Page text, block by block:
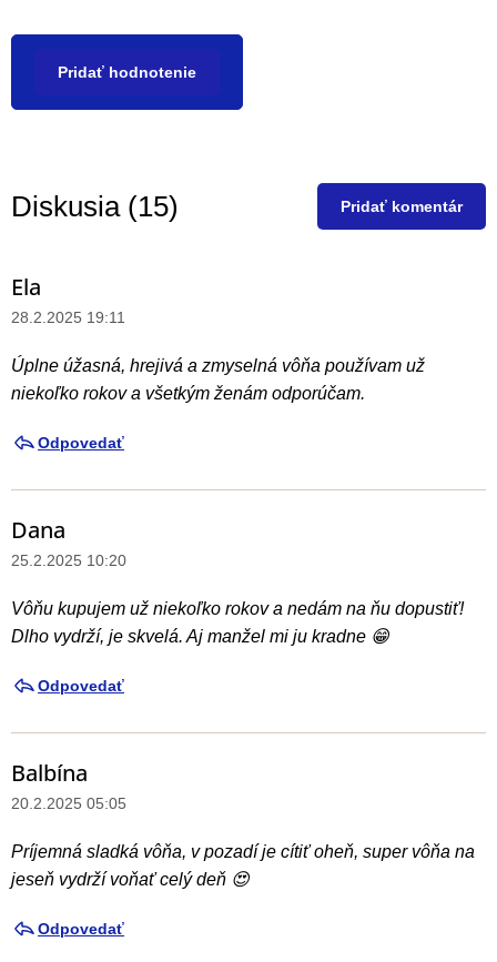
Pridať hodnotenie
ý
s
h
o
d
o
t
e
n
Diskusia (15) Pridať komentár
V
ý
p
i
d
k
u
s
i
Ela
28.2.2025 19:11
Úplne úžasná, hrejivá a zmyselná vôňa používam už
niekoľko rokov a všetkým ženám odporúčam.
Odpovedať
Dana
25.2.2025 10:20
Vôňu kupujem už niekoľko rokov a nedám na ňu dopustiť!
Dlho vydrží, je skvelá. Aj manžel mi ju kradne 😁
Odpovedať
Balbína
20.2.2025 05:05
Príjemná sladká vôňa, v pozadí je cítiť oheň, super vôňa na
jeseň vydrží voňať celý deň 😍
Odpovedať